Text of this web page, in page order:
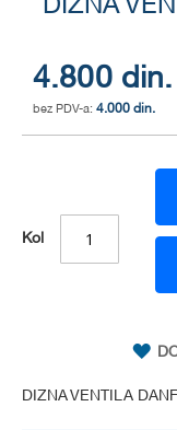
DIZNA
4.800 din.
4.000 din.
Kol
DIZNA VENTILA
of
the
images
gallery